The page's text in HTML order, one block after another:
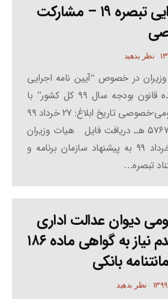
آیین نامه اجرایی تبصره ۱۹ – مشارکت
نظر بدهید
در خصوص “آیین نامه اجرایی
تبصره ۱۹ ماده واحده قانون بودجه سال ۹۹ کل کشور” با
موضوع مشارکت عمومی-خصوصی تاریخ ابلاغ: ۲۷ خرداد ۹۹
شماره: ۳۱۴۷۹ /ت ۵۷۶۷۹ هـ دریافت فایل هیات وزیران
در جلسه موزخ ۱۱ خرداد ۹۹ به پیشنهاد سازمان برنامه و
تبصره…
دیوان عدالت اداری
در خصوص عدم نیاز به گواهی ماده ۱۸۶
بانکی
۰۷ نظر بدهید